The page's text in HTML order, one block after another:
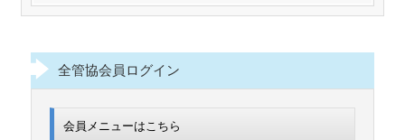
全管協会員ログイン
会員メニューはこちら